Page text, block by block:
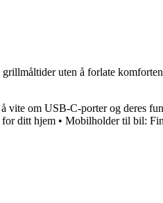
uten å forlate
vite om USB-C-porter og deres
for ditt hjem • Mobilholder til bil: